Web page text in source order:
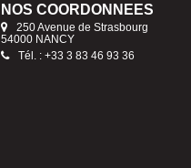
NOS COORDONNÉES
250 Avenue de Strasbourg
54000 NANCY
Tél. : +33 3 83 46 93 36